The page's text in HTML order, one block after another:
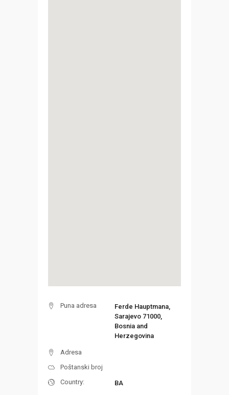
Puna adresa
Ferde Hauptmana,
Sarajevo 71000,
Bosnia and
Herzegovina
Adresa
Poštanski broj
Country:
BA